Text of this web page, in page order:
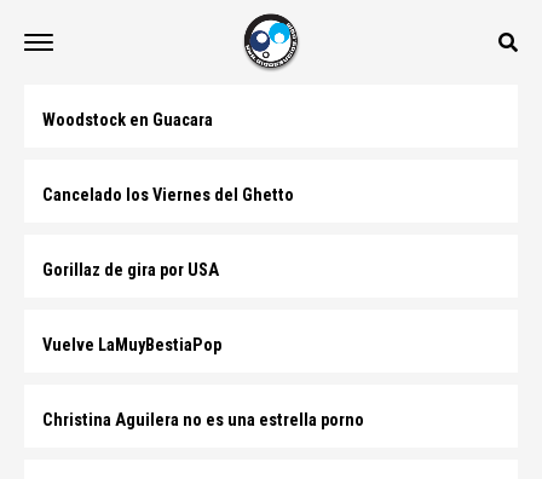
Woodstock en Guacara
Cancelado los Viernes del Ghetto
Gorillaz de gira por USA
Vuelve LaMuyBestiaPop
Christina Aguilera no es una estrella porno